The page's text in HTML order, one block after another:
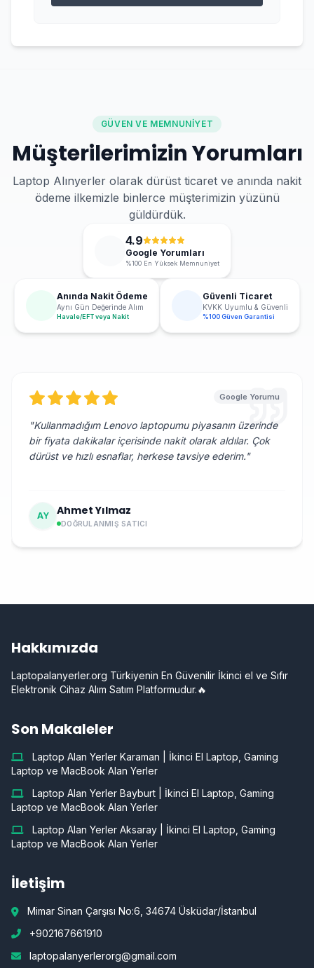
GÜVEN VE MEMNUNIYET
Müşterilerimizin Yorumları
Laptop Alınyerler olarak dürüst ticaret ve anında nakit
ödeme ilkemizle binlerce müşterimizin yüzünü
güldürdük.
4.9
Google Yorumları
%100 En Yüksek Memnuniyet
Anında Nakit Ödeme
Aynı Gün Değerinde Alım
Havale/EFT veya Nakit
Güvenli Ticaret
KVKK Uyumlu & Güvenli
%100 Güven Garantisi
Google Yorumu
"Kullanmadığım Lenovo laptopumu piyasanın üzerinde
bir fiyata dakikalar içerisinde nakit olarak aldılar. Çok
dürüst ve hızlı esnaflar, herkese tavsiye ederim."
AY Ahmet Yılmaz
DOĞRULANMIŞ SATICI
Hakkımızda
Laptopalanyerler.org Türkiyenin En Güvenilir İkinci el ve Sıfır
Elektronik Cihaz Alım Satım Platformudur.🔥
Son Makaleler
Laptop Alan Yerler Karaman | İkinci El Laptop, Gaming
Laptop ve MacBook Alan Yerler
Laptop Alan Yerler Bayburt | İkinci El Laptop, Gaming
Laptop ve MacBook Alan Yerler
Laptop Alan Yerler Aksaray | İkinci El Laptop, Gaming
Laptop ve MacBook Alan Yerler
İletişim
Mimar Sinan Çarşısı No:6, 34674 Üsküdar/İstanbul
+902167661910
laptopalanyerlerorg@gmail.com